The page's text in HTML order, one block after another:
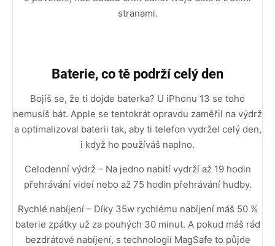
stranami.
Baterie, co tě podrží celý den
Bojíš se, že ti dojde baterka? U iPhonu 13 se toho
nemusíš bát. Apple se tentokrát opravdu zaměřil na výdrž
a optimalizoval baterii tak, aby ti telefon vydržel celý den,
i když ho používáš naplno.
Celodenní výdrž – Na jedno nabití vydrží až 19 hodin
přehrávání videí nebo až 75 hodin přehrávání hudby.
Rychlé nabíjení – Díky 35w rychlému nabíjení máš 50 %
baterie zpátky už za pouhých 30 minut. A pokud máš rád
bezdrátové nabíjení, s technologií MagSafe to půjde